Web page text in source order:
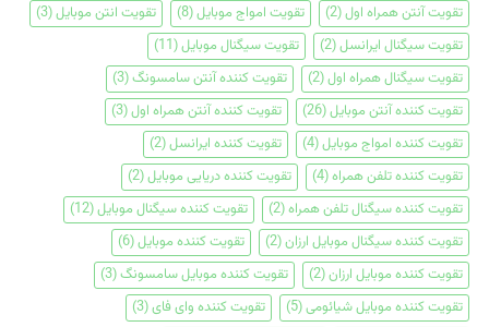
تقویت آنتن همراه اول(2) تقویت امواج موبایل(8) تقویت انتن موبایل(3)
تقویت سیگنال ایرانسل(2) تقویت سیگنال موبایل(11)
تقویت سیگنال همراه اول(2) تقویت کننده آنتن سامسونگ(3)
تقویت کننده آنتن موبایل(26) تقویت کننده آنتن همراه اول(3)
تقویت کننده امواج موبایل(4) تقویت کننده ایرانسل(2)
تقویت کننده تلفن همراه(4) تقویت کننده دریایی موبایل(2)
تقویت کننده سیگنال تلفن همراه(2) تقویت کننده سیگنال موبایل(12)
تقویت کننده سیگنال موبایل ارزان(2) تقویت کننده موبایل(6)
تقویت کننده موبایل ارزان(2) تقویت کننده موبایل سامسونگ(3)
تقویت کننده موبایل شیائومی(5) تقویت کننده وای فای(3)